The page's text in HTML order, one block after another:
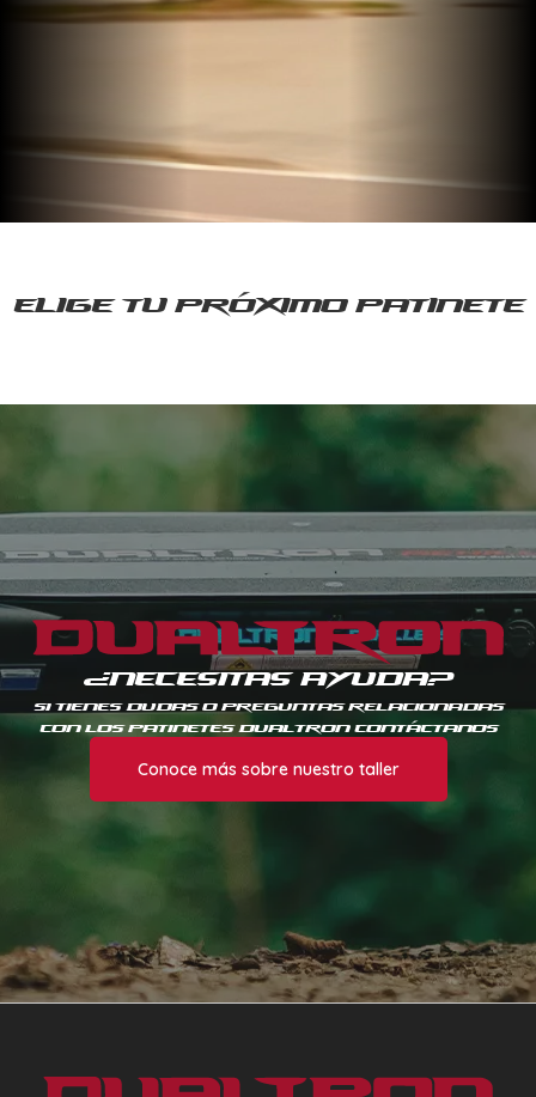
Elige tu próximo patinete
¿Necesitas Ayuda?
Si tienes dudas o preguntas relacionadas
con los patinetes Dualtron contáctanos
Conoce más sobre nuestro taller